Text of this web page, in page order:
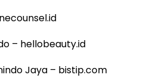
– hellobeauty.id
Jaya – bistip.com